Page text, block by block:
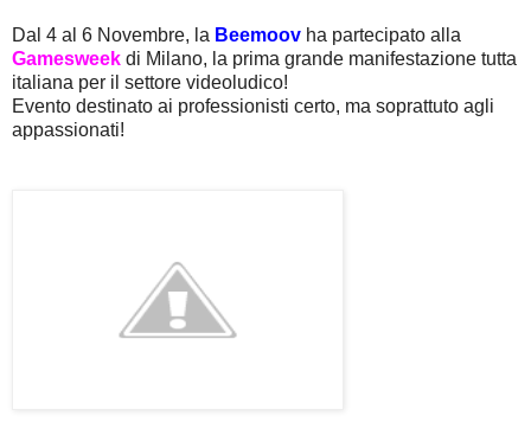
Dal 4 al 6 Novembre, la Beemoov ha partecipato alla
Gamesweek di Milano, la prima grande manifestazione tutta
italiana per il settore videoludico!
Evento destinato ai professionisti certo, ma soprattuto agli
appassionati!